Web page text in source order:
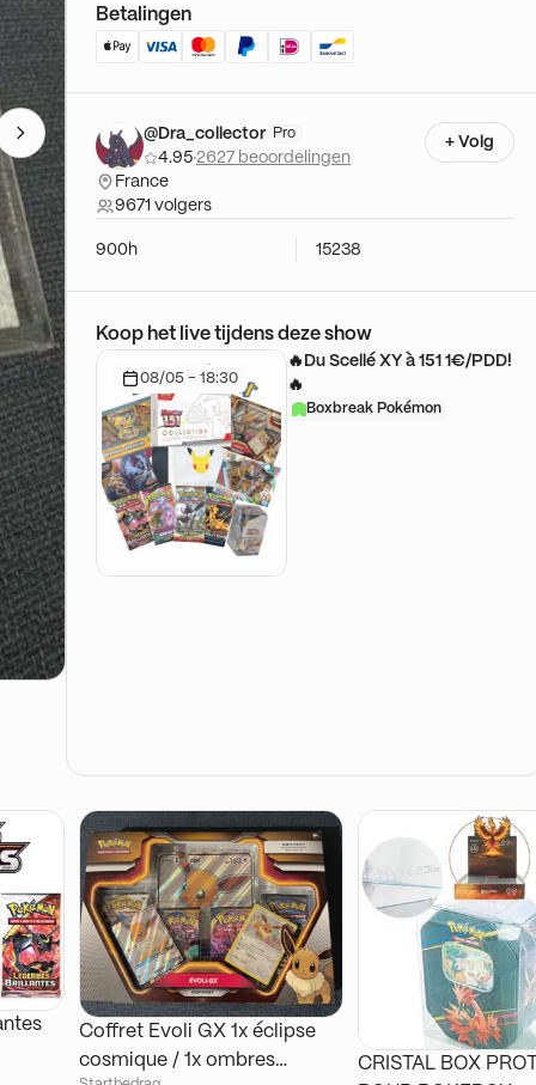
Betalingen
@Dra_collector Pro
4.95·2627 beoordelingen
France
9671 volgers
+ Volg
900h 15238
Koop het live tijdens deze show
08/05 - 18:30
🔥Du Scellé XY à 151 1€/PDD!
🔥
Boxbreak Pokémon
Coffret Evoli GX 1x éclipse
cosmique / 1x ombres
CRISTAL BOX